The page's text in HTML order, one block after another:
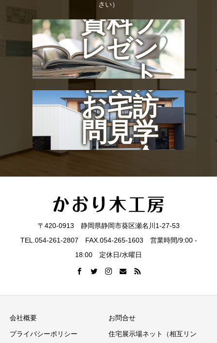
さい）
資料プ
レゼン
ト
社長の
お宅訪
問見学
会
〒420-0913 静岡県静岡市葵区瀬名川1-27-53
TEL.054-261-2807 FAX.054-265-1603 営業時間/9:00 -
18:00 定休日/水曜日
会社概要 お問合せ
プライバシーポリシー 住宅展示場ネット（相互リン